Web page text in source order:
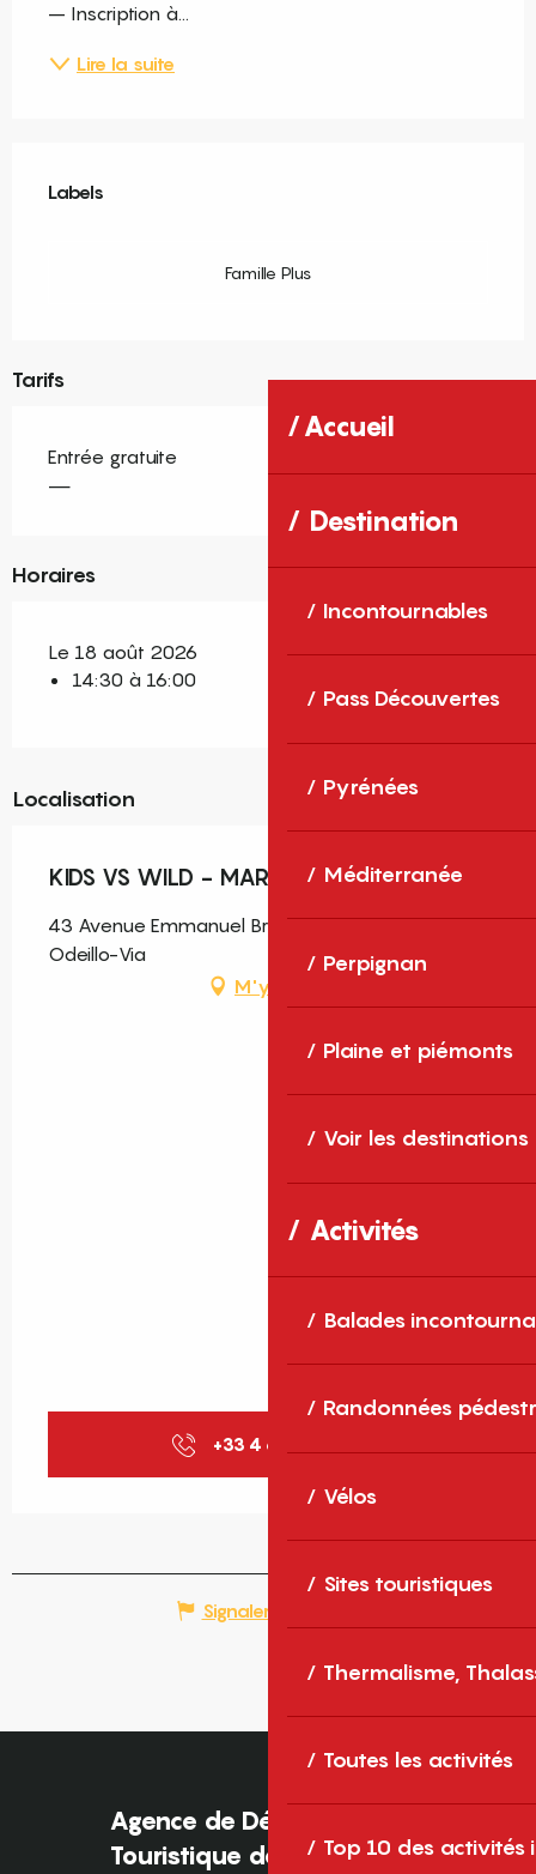
Accueil
Destination
Incontournables
Pass Découvertes
Pyrénées
Méditerranée
Perpignan
Plaine et piémonts
Voir les destinations
Activités
Balades
Randonnées
Vélos
Sites touristiques
Thermalisme,
Toutes les activités
Top 10 des activités
– Inscription à...
Lire la suite
Labels
Labels
Famille Plus
Tarifs
Entrée gratuite
—
Horaires
Le 18 août 2026
14:30 à 16:00
Localisation
KIDS VS WILD - MARDI 18 AOÛT
43 Avenue Emmanuel Brousse, Font-Romeu-
Odeillo-Via
M'y rendre
+33 4 68 30 68
Signaler une erreur
Agence de Développement
Touristique des Pyrénées-